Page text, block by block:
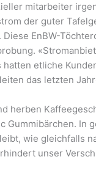
mitarbeiter
der guter
EnBW-
etliche
das letzten
herben
Gummibärchen.
wie gleichfalls
unser